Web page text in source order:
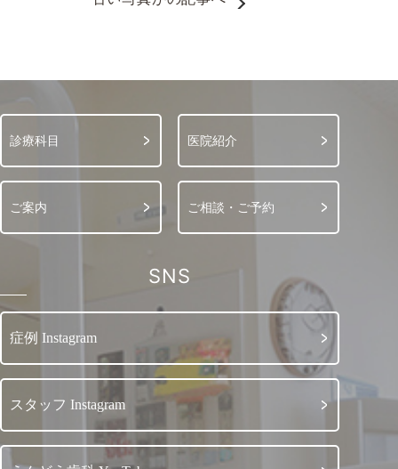
診療科目 医院紹介
ご案内 ご相談・ご予約
SNS
症例 Instagram
スタッフ Instagram